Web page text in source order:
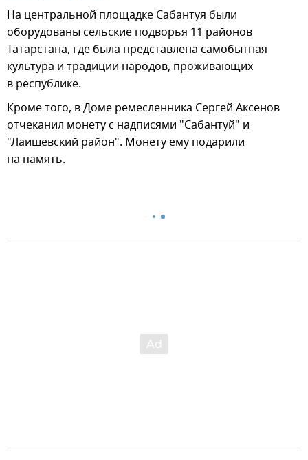
На центральной площадке Сабантуя были
оборудованы сельские подворья 11 районов
Татарстана, где была представлена самобытная
культура и традиции народов, проживающих
в республике.
Кроме того, в Доме ремесленника Сергей Аксенов
отчеканил монету с надписями "Сабантуй" и
"Лаишевский район". Монету ему подарили
на память.